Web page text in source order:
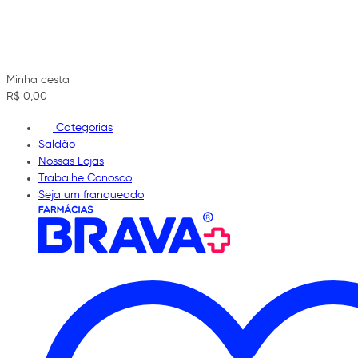
Minha cesta
R$ 0,00
Categorias
Saldão
Nossas Lojas
Trabalhe Conosco
Seja um franqueado